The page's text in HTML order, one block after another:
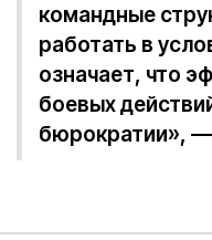
командные
работать в
означает, что
боевых
бюрократии»,